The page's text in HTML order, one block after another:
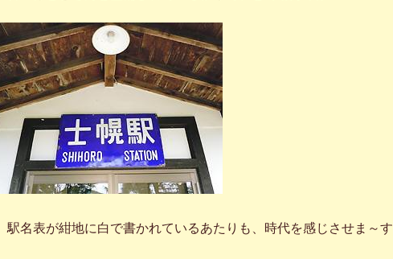
駅名表が紺地に白で書かれているあたりも、時代を感じさせま～す